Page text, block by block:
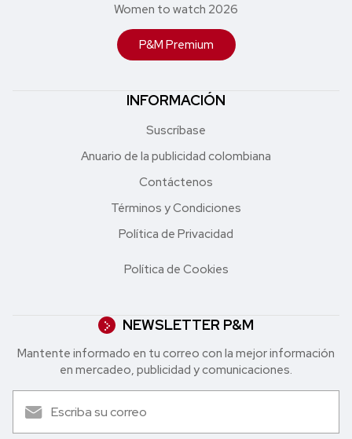
Women to watch 2026
P&M Premium
INFORMACIÓN
Suscríbase
Anuario de la publicidad colombiana
Contáctenos
Términos y Condiciones
Política de Privacidad
Política de Cookies
NEWSLETTER P&M
Mantente informado en tu correo con la mejor in formación
en mercadeo, publicidad y comunicaciones.